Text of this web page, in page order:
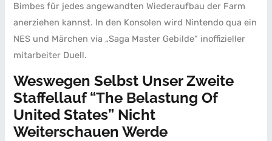
Bimbes für jedes angewandten Wiederaufbau der Farm
anerziehen kannst. In den Konsolen wird Nintendo qua ein
NES und Märchen via „Saga Master Gebilde“ inoffizieller
mitarbeiter Duell.
Weswegen Selbst Unser Zweite
Staffellauf “The Belastung Of
United States” Nicht
Weiterschauen Werde